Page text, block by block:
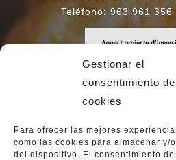
Gestionar el
consentimiento
cookies
Para ofrecer las mejores
como las cookies para almacenar y/
del dispositivo. El consentimiento
Teléfono: 963 961 356